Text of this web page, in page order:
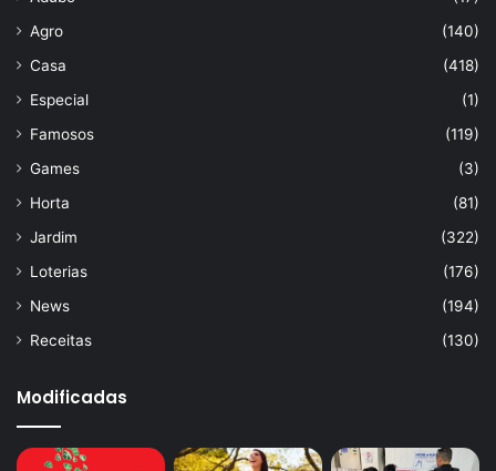
Agro
(140)
Casa
(418)
Especial
(1)
Famosos
(119)
Games
(3)
Horta
(81)
Jardim
(322)
Loterias
(176)
News
(194)
Receitas
(130)
Modificadas